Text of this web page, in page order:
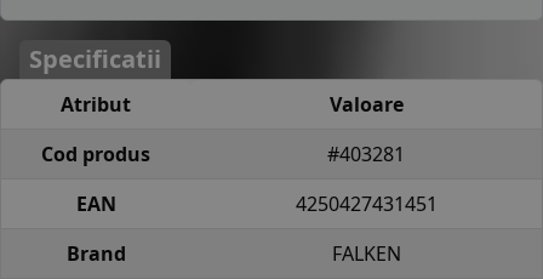
Specificatii
Atribut
Valoare
Cod produs
#403281
EAN
4250427431451
Brand
FALKEN